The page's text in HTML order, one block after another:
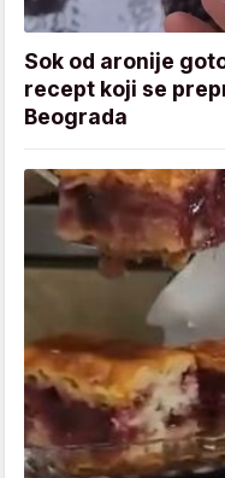
Sok od aronije
recept koji se
Beograda